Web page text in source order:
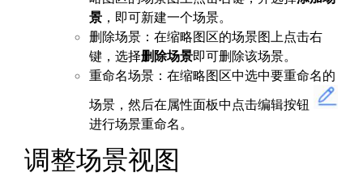
景 ，即可新建一个场景。
删除场景：在缩略图区的场景图上点击右
键，选择删除场景即可删除该场景。
重命名场景：在缩略图区中选中要重命名的
场景，然后在属性面板中点击编辑按钮
进行场景重命名。
调整场景视图